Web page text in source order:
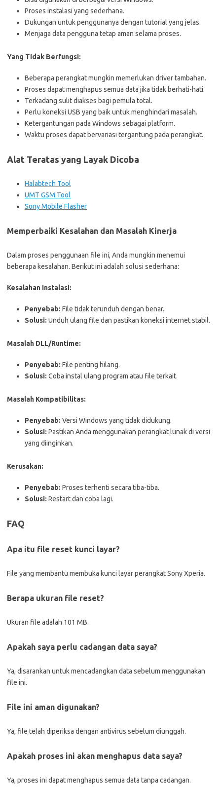
Proses instalasi yang sederhana.
Dukungan untuk penggunanya dengan tutorial yang jelas.
Menjaga data pengguna tetap aman selama proses.
Yang Tidak Berfungsi:
Beberapa perangkat mungkin memerlukan driver tambahan.
Proses dapat menghapus semua data jika tidak berhati-hati.
Terkadang sulit diakses bagi pemula total.
Perlu koneksi USB yang baik untuk menghindari masalah.
Ketergantungan pada Windows sebagai platform.
Waktu proses dapat bervariasi tergantung pada perangkat.
Alat Teratas yang Layak Dicoba
Halabtech Tool
UMT GSM Tool
Sony Mobile Flasher
Memperbaiki Kesalahan dan Masalah Kinerja
Dalam proses penggunaan file ini, Anda mungkin menemui
beberapa kesalahan. Berikut ini adalah solusi sederhana:
Kesalahan Instalasi:
Penyebab: File tidak terunduh dengan benar.
Solusi: Unduh ulang file dan pastikan koneksi internet stabil.
Masalah DLL/Runtime:
Penyebab: File penting hilang.
Solusi: Coba instal ulang program atau file terkait.
Masalah Kompatibilitas:
Penyebab: Versi Windows yang tidak didukung.
Solusi: Pastikan Anda menggunakan perangkat lunak di versi
yang diinginkan.
Kerusakan:
Penyebab: Proses terhenti secara tiba-tiba.
Solusi: Restart dan coba lagi.
FAQ
Apa itu file reset kunci layar?
File yang membantu membuka kunci layar perangkat Sony Xperia.
Berapa ukuran file reset?
Ukuran file adalah 101 MB.
Apakah saya perlu cadangan data saya?
Ya, disarankan untuk mencadangkan data sebelum menggunakan
file ini.
File ini aman digunakan?
Ya, file telah diperiksa dengan antivirus sebelum diunggah.
Apakah proses ini akan menghapus data saya?
Ya, proses ini dapat menghapus semua data tanpa cadangan.